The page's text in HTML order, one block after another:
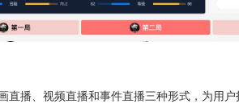
直播、视频直播和事件直播三种形式，为用